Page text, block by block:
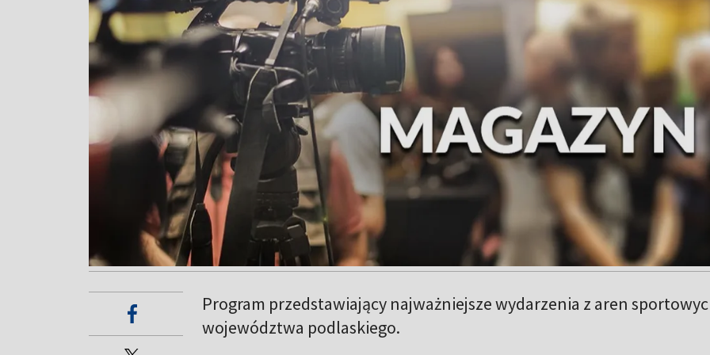
Program przedstawiający najważniejsze wydarzenia z aren
województwa podlaskiego.